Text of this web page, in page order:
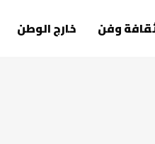
وفن خارج الوطن